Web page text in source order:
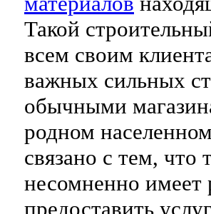
Такой
всем своим
важных сильных
обычными
родном
связано с тем, что
несомненно имеет
предоставить